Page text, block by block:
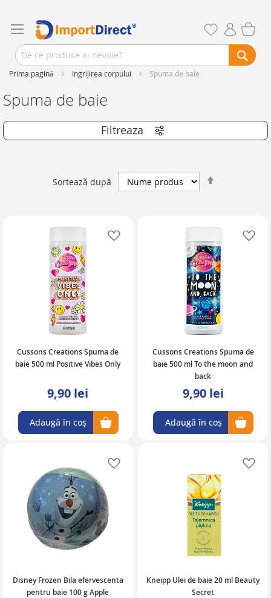
Prima pagină Ingrijirea corpului Spuma de baie
Spuma de baie
Sortează după
Cussons Creations Spuma de
baie 500 ml Positive Vibes Only
9,90 lei
Adaugă în coș
Cussons Creations Spuma de
baie 500 ml To the moon and
back
9,90 lei
Adaugă în coș
Disney Frozen Bila efervescenta
pentru baie 100 g Apple
Kneipp Ulei de baie 20 ml Beauty
Secret